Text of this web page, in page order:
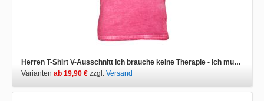
Herren T-Shirt V-Ausschnitt Ich brauche keine Therapie - Ich muss nur nach München
Varianten ab 19,90 € zzgl. Versand